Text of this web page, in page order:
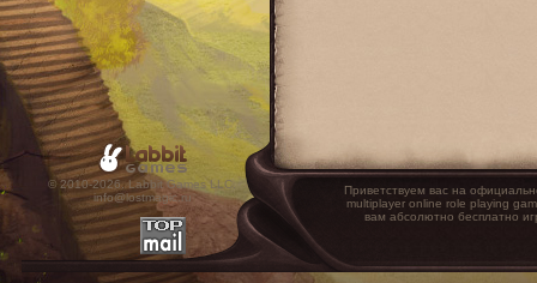
© 2010-2026. Labbit Games LLC.
info@lostmagic.ru
Приветствуем вас на
multiplayer online role playing
вам абсолютно бесплатно